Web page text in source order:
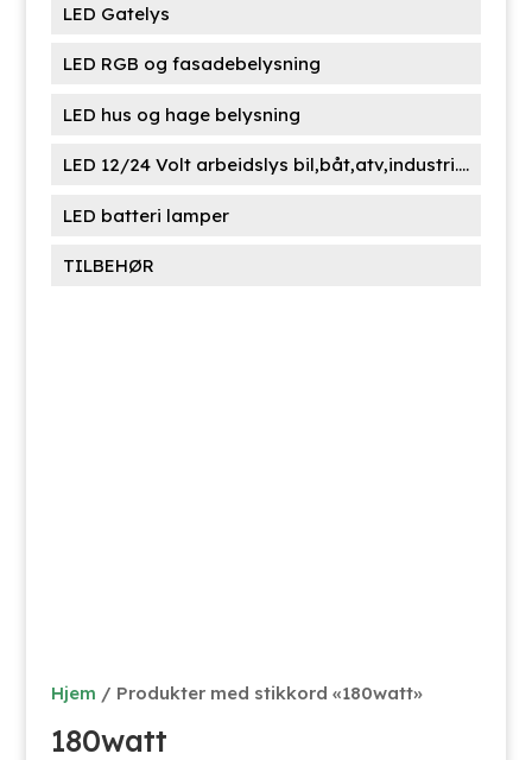
LED Gatelys
LED RGB og fasadebelysning
LED hus og hage belysning
LED 12/24 Volt arbeidslys bil,båt,atv,industri....
LED batteri lamper
TILBEHØR
Hjem / Produkter med stikkord «180watt»
180watt